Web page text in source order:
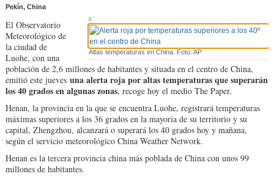
Pekín, China
Altas temperaturas en China. Foto: AP
El Observatorio
Meteorológico de
la ciudad de
Luohe, con una
población de 2,6 millones de habitantes y situada en el centro de China,
emitió este jueves una alerta roja por altas temperaturas que superarán
los 40 grados en algunas zonas, recoge hoy el medio The Paper.
Henan, la provincia en la que se encuentra Luohe, registrará temperaturas
máximas superiores a los 36 grados en la mayoría de su territorio y su
capital, Zhengzhou, alcanzará o superará los 40 grados hoy y mañana,
según el servicio meteorológico China Weather Network.
Henan es la tercera provincia china más poblada de China con unos 99
millones de habitantes.